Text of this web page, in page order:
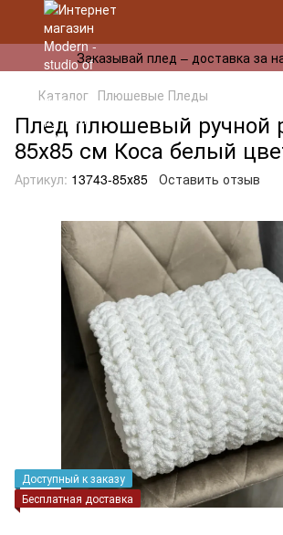
Заказывай плед – доставка за
Каталог Плюшевые Пледы
Плед плюшевый ручной
85х85 см Коса белый
Артикул: 13743-85х85 Оставить отзыв
Доступный к заказу
Бесплатная доставка